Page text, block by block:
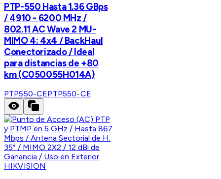
PTP-550 Hasta 1.36 GBps
/ 4910 - 6200 MHz /
802.11 AC Wave 2 MU-
MIMO 4: 4x4 / BackHaul
Conectorizado / Ideal
para distancias de +80
km (C050055H014A)
PTP550-CEPTP550-CE
HIKVISION